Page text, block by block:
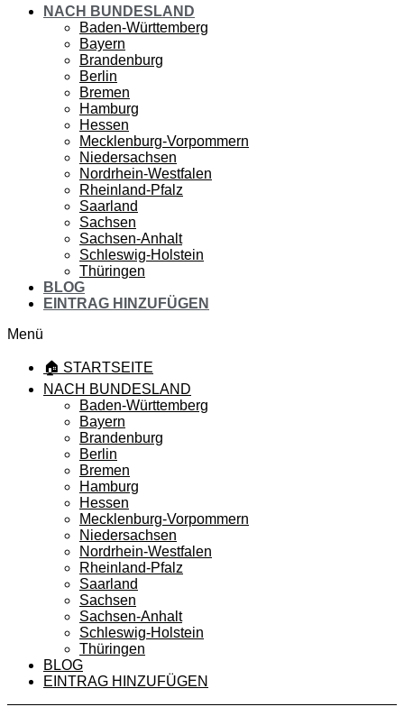
NACH BUNDESLAND
Baden-Württemberg
Bayern
Brandenburg
Berlin
Bremen
Hamburg
Hessen
Mecklenburg-Vorpommern
Niedersachsen
Nordrhein-Westfalen
Rheinland-Pfalz
Saarland
Sachsen
Sachsen-Anhalt
Schleswig-Holstein
Thüringen
BLOG
EINTRAG HINZUFÜGEN
Menü
🏠 STARTSEITE
NACH BUNDESLAND
Baden-Württemberg
Bayern
Brandenburg
Berlin
Bremen
Hamburg
Hessen
Mecklenburg-Vorpommern
Niedersachsen
Nordrhein-Westfalen
Rheinland-Pfalz
Saarland
Sachsen
Sachsen-Anhalt
Schleswig-Holstein
Thüringen
BLOG
EINTRAG HINZUFÜGEN